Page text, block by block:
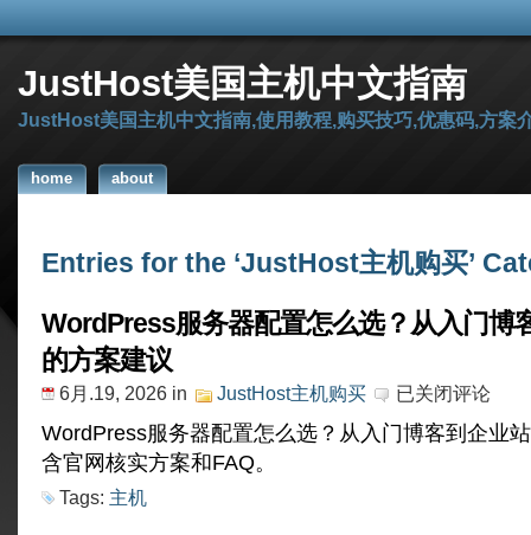
JustHost美国主机中文指南
JustHost美国主机中文指南,使用教程,购买技巧,优惠码,方案
home about
Entries for the ‘JustHost主机购买’
WordPress服务器配置怎么选？从入门博
的方案建议
6月.19, 2026 in JustHost主机购买
WordPress
服
务
器
已关闭评论
WordPress服务器配置怎么选？从入门博客到企业
含官网核实方案和FAQ。
Tags: 主机